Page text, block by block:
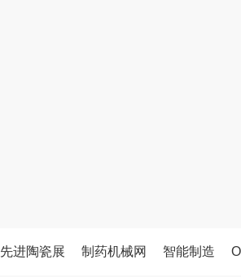
先进陶瓷展 制药机械网 智能制造